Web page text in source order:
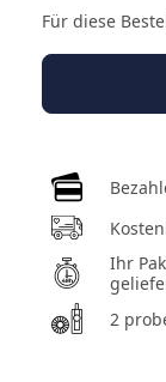
Für diese
Ihr
2